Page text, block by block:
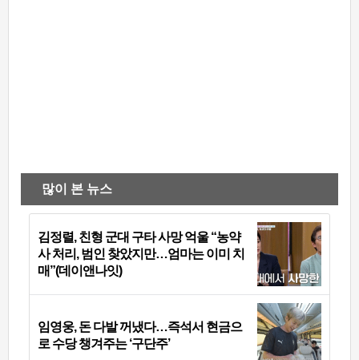
많이 본 뉴스
김정렬, 친형 군대 구타 사망 억울 “농약
사 처리, 범인 찾았지만…엄마는 이미 치
매”(데이앤나잇)
임영웅, 돈 다발 꺼냈다…즉석서 현금으
로 수당 챙겨주는 ‘구단주’